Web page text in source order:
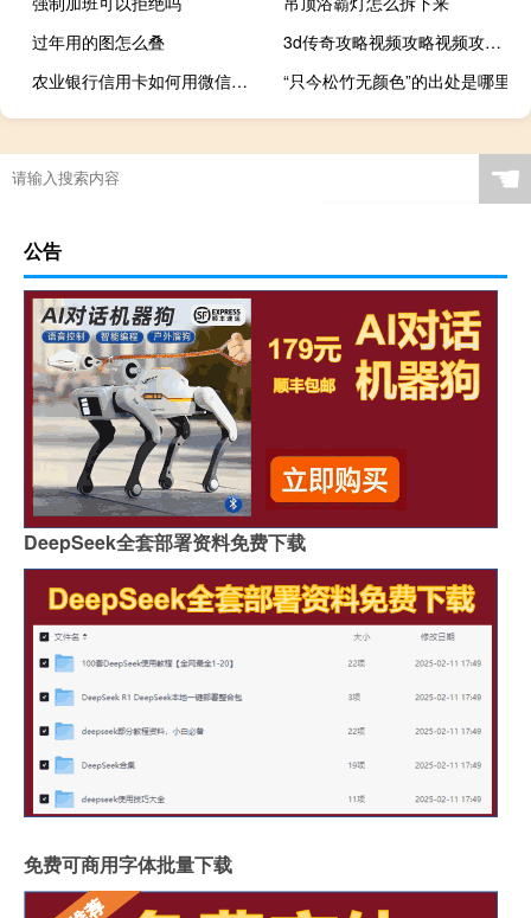
过年用的图怎么叠
3d传奇攻略视频攻略视频攻略大全
农业银行信用卡如何用微信还款
“只今松竹无颜色”的出处是哪里
☚
公告
DeepSeek全套部署资料免费下载
免费可商用字体批量下载